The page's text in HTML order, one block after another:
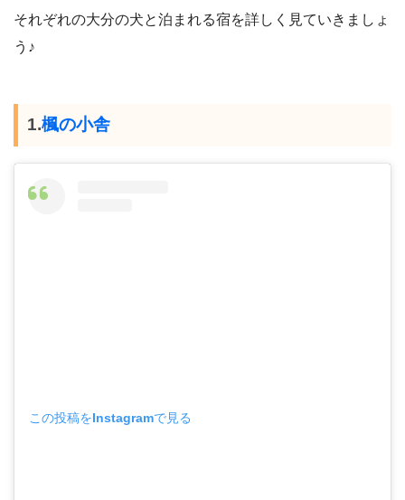
それぞれの大分の犬と泊まれる宿を詳しく見ていきましょ
う♪
1.楓の小舎
この投稿をInstagramで見る